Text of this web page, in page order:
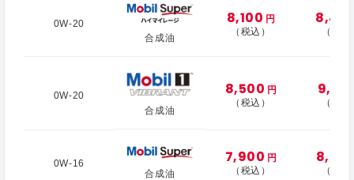
0W-20
合成油
8,100 円
（税込）
（税
0W-20
合成油
8,500 円
（税込）
9,100
（税
0W-16
合成油
7,900 円
（税込）
（税